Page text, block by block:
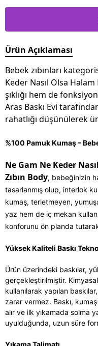
Ürün Açıklaması
Bebek zıbınları
Keder Nasıl Olsa Halam
şıklığı hem de
Aras Baskı Evi
rahatlığı düşünülerek
%100 Pamuk Kumaş –
Ne Gam Ne Keder
Zıbın Body, bebeğinizin
tasarlanmış olup, interlok
kumaş, terletmeyen,
yaz hem de iç mekan
konforunu ön planda
Yüksek Kaliteli Baskı
Ürün üzerindeki baskılar,
gerçekleştirilmiştir.
kullanılarak yapılan
zarar vermez. Baskı,
alır ve ilk yıkamada solma
uyulduğunda, uzun süre
Yıkama Talimatı